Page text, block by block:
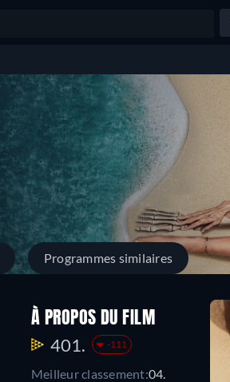
Programmes similaires
À PROPOS DU FILM
401. -111
Meilleur classement:04.